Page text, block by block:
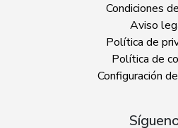
Condiciones
Aviso
Política de
Política de
Configuración